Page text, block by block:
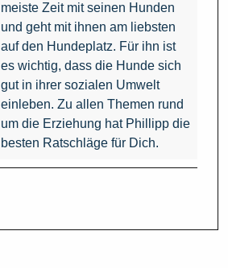
meiste Zeit mit seinen Hunden
und geht mit ihnen am liebsten
auf den Hundeplatz. Für ihn ist
es wichtig, dass die Hunde sich
gut in ihrer sozialen Umwelt
einleben. Zu allen Themen rund
um die Erziehung hat Phillipp die
besten Ratschläge für Dich.